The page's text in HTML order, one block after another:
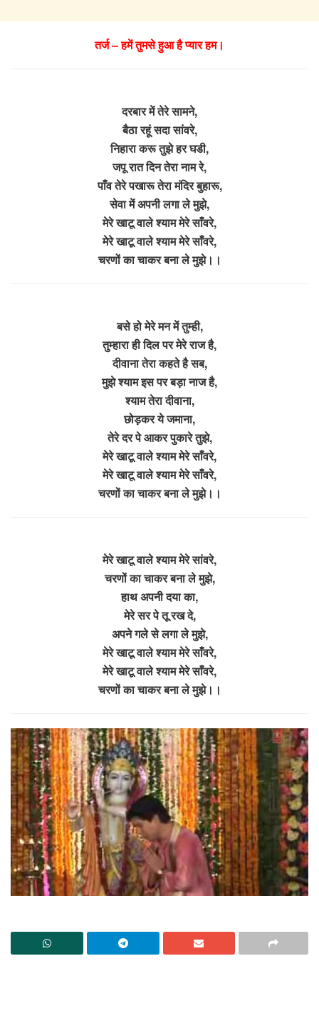
तर्ज – हमें तुमसे हुआ है प्यार हम।
दरबार में तेरे सामने,
बैठा रहूं सदा सांवरे,
निहारा करू तुझे हर घडी,
जपू रात दिन तेरा नाम रे,
पाँव तेरे पखारू तेरा मंदिर बुहारू,
सेवा में अपनी लगा ले मुझे,
मेरे खाटू वाले श्याम मेरे साँवरे,
मेरे खाटू वाले श्याम मेरे साँवरे,
चरणों का चाकर बना ले मुझे।।
बसे हो मेरे मन में तुम्ही,
तुम्हारा ही दिल पर मेरे राज है,
दीवाना तेरा कहते है सब,
मुझे श्याम इस पर बड़ा नाज है,
श्याम तेरा दीवाना,
छोड़कर ये जमाना,
तेरे दर पे आकर पुकारे तुझे,
मेरे खाटू वाले श्याम मेरे साँवरे,
मेरे खाटू वाले श्याम मेरे साँवरे,
चरणों का चाकर बना ले मुझे।।
मेरे खाटू वाले श्याम मेरे सांवरे,
चरणों का चाकर बना ले मुझे,
हाथ अपनी दया का,
मेरे सर पे तू रख दे,
अपने गले से लगा ले मुझे,
मेरे खाटू वाले श्याम मेरे साँवरे,
मेरे खाटू वाले श्याम मेरे साँवरे,
चरणों का चाकर बना ले मुझे।।